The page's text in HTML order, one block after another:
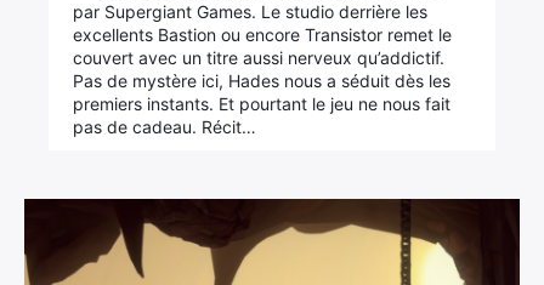
par Supergiant Games. Le studio derrière les
excellents Bastion ou encore Transistor remet le
couvert avec un titre aussi nerveux qu’addictif.
Pas de mystère ici, Hades nous a séduit dès les
premiers instants. Et pourtant le jeu ne nous fait
pas de cadeau. Récit…